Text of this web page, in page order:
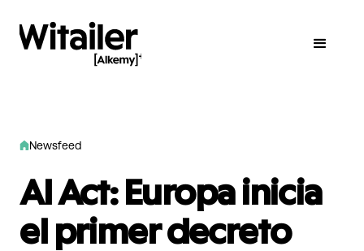
Newsfeed
AI Act: Europa inicia
el primer decreto